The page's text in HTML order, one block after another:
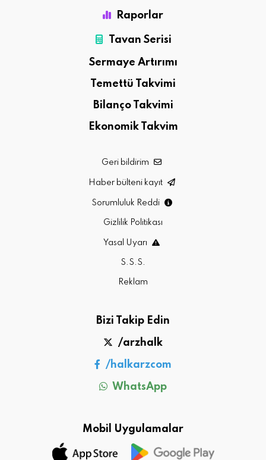
Raporlar
Tavan Serisi
Sermaye Artırımı
Temettü Takvimi
Bilanço Takvimi
Ekonomik Takvim
Geri bildirim
Haber bülteni kayıt
Sorumluluk Reddi
Gizlilik Politikası
Yasal Uyarı
S.S.S.
Reklam
Bizi Takip Edin
/arzhalk
/halkarzcom
WhatsApp
Mobil Uygulamalar